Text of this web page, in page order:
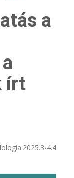
a
írt
4.4